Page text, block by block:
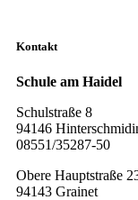
Kontakt
Schule am Haidel
Schulstraße 8
94146
08551/35287-50
Obere Hauptstraße
94143 Grainet